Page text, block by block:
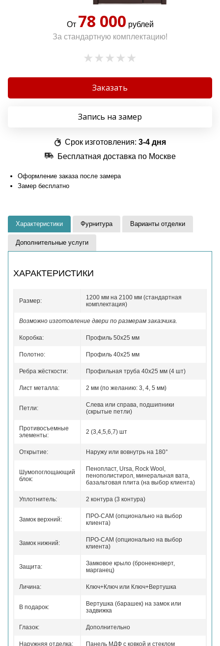
От 78 000 рублей
За стандартную комплектацию!
Заказать
Запись на замер
Срок изготовления: 3-4 дня
Бесплатная доставка по Москве
Оформление заказа после замера
Замер бесплатно
Характеристики Фурнитура Варианты отделки
Дополнительные услуги
ХАРАКТЕРИСТИКИ
Размер:
1200 мм на 2100 мм (стандартная
комплектация)
Возможно изготовление двери по размерам заказчика.
Коробка: Профиль 50x25 мм
Полотно: Профиль 40x25 мм
Ребра жёсткости: Профильная труба 40х25 мм (4 шт)
Лист металла: 2 мм (по желанию: 3, 4, 5 мм)
Петли:
Слева или справа, подшипники
(скрытые петли)
Противосъемные
элементы:
2 (3,4,5,6,7) шт
Открытие: Наружу или вовнутрь на 180°
Шумопоглощающий
блок:
Пенопласт, Ursa, Rock Wool,
пенополистирол, минеральная вата,
базальтовая плита (на выбор клиента)
Уплотнитель: 2 контура (3 контура)
Замок верхний:
ПРО-САМ (опционально на выбор
клиента)
Замок нижний:
ПРО-САМ (опционально на выбор
клиента)
Защита:
Замковое крыло (бронеконверт,
марганец)
Личина: Ключ+Ключ или Ключ+Вертушка
В подарок:
Вертушка (барашек) на замок или
задвижка
Глазок: Дополнительно
Наружняя отделка: Панель МДФ с ковкой и стеклом